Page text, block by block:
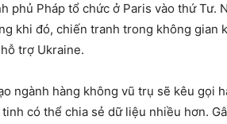
phủ Pháp tổ chức ở Paris vào thứ Tư.
khi đó, chiến tranh trong không gian
trợ Ukraine.
ngành hàng không vũ trụ sẽ kêu gọi
có thể chia sẻ dữ liệu nhiều hơn.